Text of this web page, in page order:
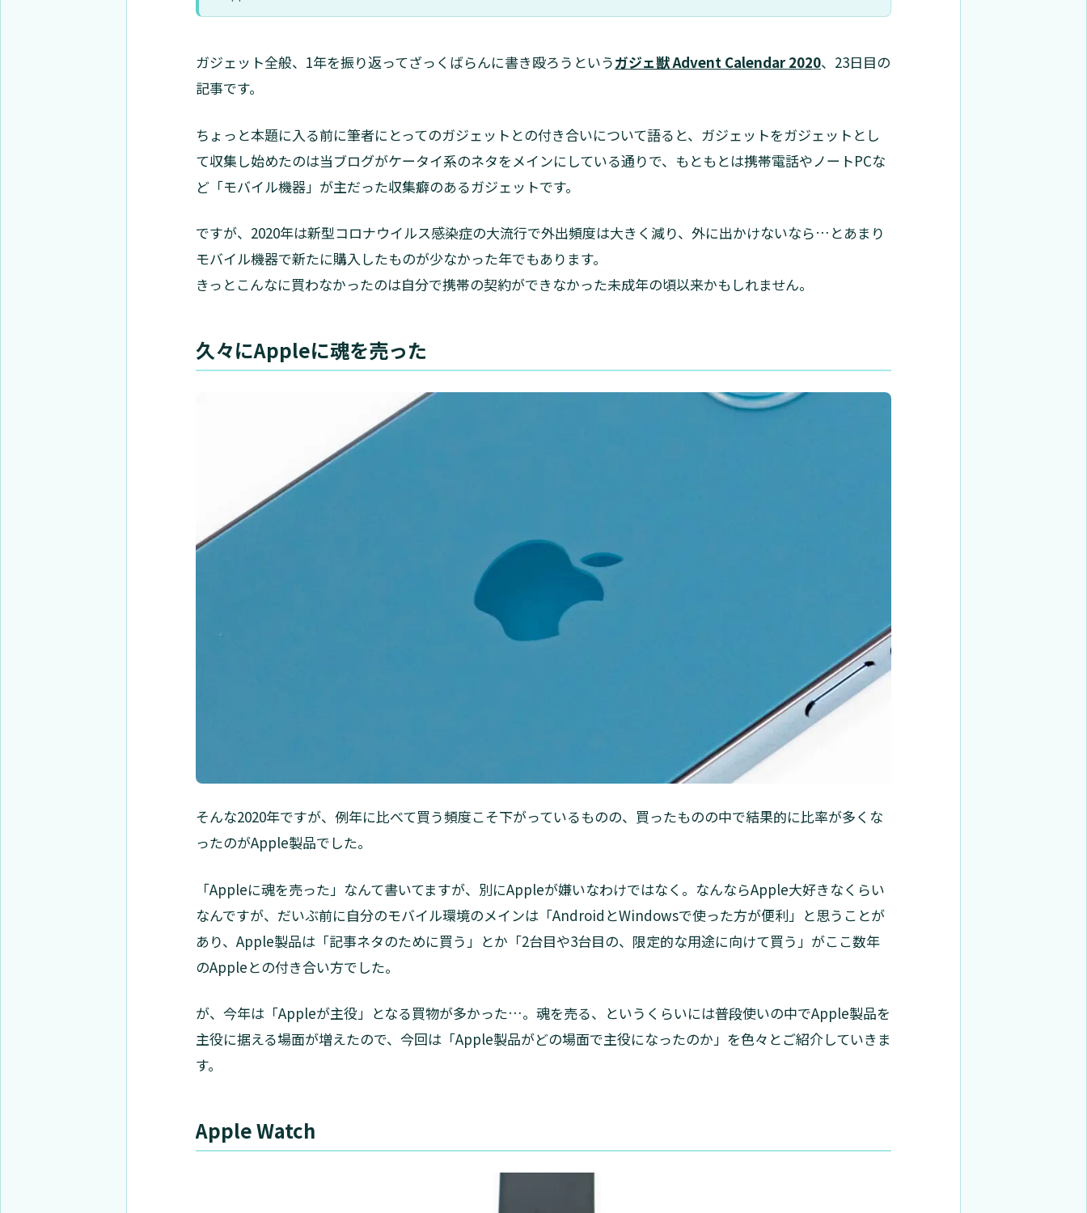
ガジェット全般、1年を振り返ってざっくばらんに書き殴ろうというガジェ獣 Advent Calendar 2020、23日目の
記事です。
ちょっと本題に入る前に筆者にとってのガジェットとの付き合いについて語ると、ガジェットをガジェットとし
て収集し始めたのは当ブログがケータイ系のネタをメインにしている通りで、もともとは携帯電話やノートPCな
ど「モバイル機器」が主だった収集癖のあるガジェットです。
ですが、2020年は新型コロナウイルス感染症の大流行で外出頻度は大きく減り、外に出かけないなら…とあまり
モバイル機器で新たに購入したものが少なかった年でもあります。
きっとこんなに買わなかったのは自分で携帯の契約ができなかった未成年の頃以来かもしれません。
久々にAppleに魂を売った
そんな2020年ですが、例年に比べて買う頻度こそ下がっているものの、買ったものの中で結果的に比率が多くな
ったのがApple製品でした。
「Appleに魂を売った」なんて書いてますが、別にAppleが嫌いなわけではなく。なんならApple大好きなくらい
なんですが、だいぶ前に自分のモバイル環境のメインは「AndroidとWindowsで使った方が便利」と思うことが
あり、Apple製品は「記事ネタのために買う」とか「2台目や3台目の、限定的な用途に向けて買う」がここ数年
のAppleとの付き合い方でした。
が、今年は「Appleが主役」となる買物が多かった…。魂を売る、というくらいには普段使いの中でApple製品を
主役に据える場面が増えたので、今回は「Apple製品がどの場面で主役になったのか」を色々とご紹介していきま
す。
Apple Watch